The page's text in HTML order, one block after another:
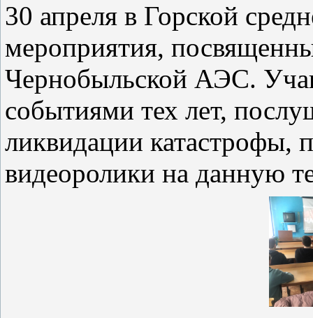
30 апреля в Горской
мероприятия,
Чернобыльской АЭС.
событиями тех лет,
ликвидации катастрофы,
видеоролики на данную